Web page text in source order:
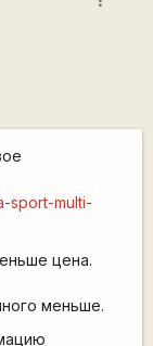
sport-multi-
цена.
меньше.